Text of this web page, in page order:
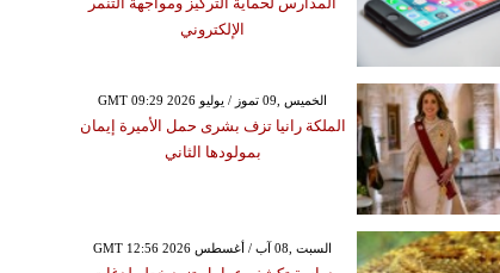
الإلكتروني
GMT 09:29 2026 الخميس ,09 تموز / يوليو
الملكة رانيا تزف بشرى حمل الأميرة إيمان
بمولودها الثاني
GMT 12:56 2026 السبت ,08 آب / أغسطس